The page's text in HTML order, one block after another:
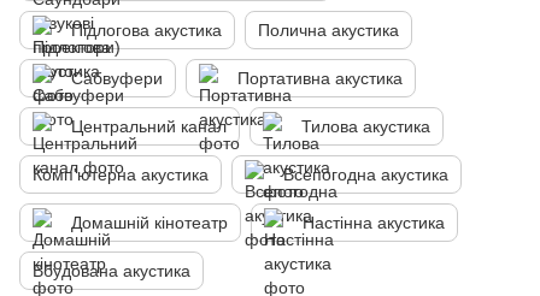
Підлогова акустика Полична акустика
Сабвуфери Портативна акустика
Центральний канал Тилова акустика
Комп'ютерна акустика Всепогодна акустика
Домашній кінотеатр Настінна акустика
Вбудована акустика